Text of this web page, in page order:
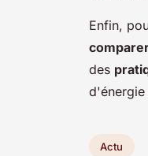
Enfin,
des
d'énergie
Actu